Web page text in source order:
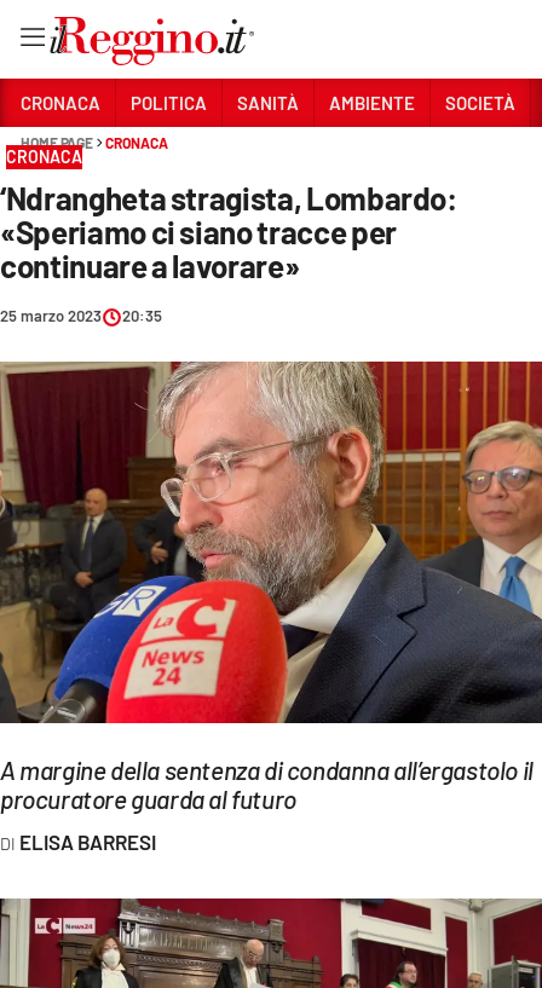
Sezioni
CRONACA
POLITICA
SANITÀ
AMBIENTE
ECONOMIA E LAVORO
EVENTI
SPORT
Streaming
LAC NETWORK
LAC ONAIR
Network
LACPLAY.IT
CRONACA POLITICA SANITÀ AMBIENTE SOCIETÀ
HOME PAGE CRONACA
CRONACA
‘Ndrangheta stragista, Lombardo:
«Speriamo ci siano tracce per
continuare a lavorare»
25 marzo 2023 20:35
A margine della sentenza di condanna all’ergastolo il
procuratore guarda al futuro
ELISA BARRESI